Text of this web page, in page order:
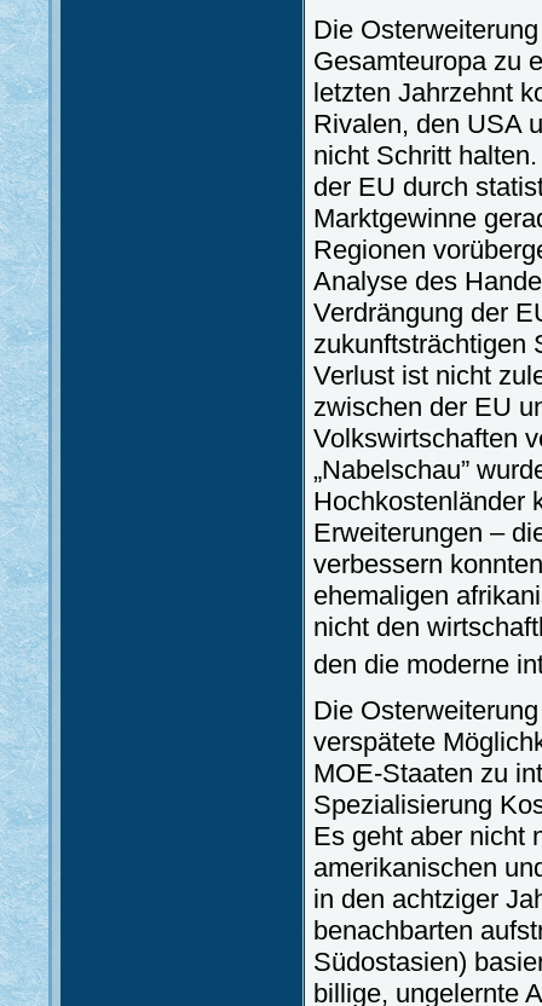
Die
Gesamteuropa zu
letzten Jahrzehnt
Rivalen, den USA
nicht Schritt
der EU durch
Marktgewinne
Regionen
Analyse des
Verdrängung der
zukunftsträchtigen
Verlust ist nicht
zwischen der EU
Volkswirtschaften
„Nabelschau”
Hochkostenländer
Erweiterungen –
verbessern
ehemaligen
nicht den
den die moderne
Die
verspätete
MOE-Staaten zu
Spezialisierung
Es geht aber nicht
amerikanischen
in den achtziger
benachbarten
Südostasien)
billige, ungelernte